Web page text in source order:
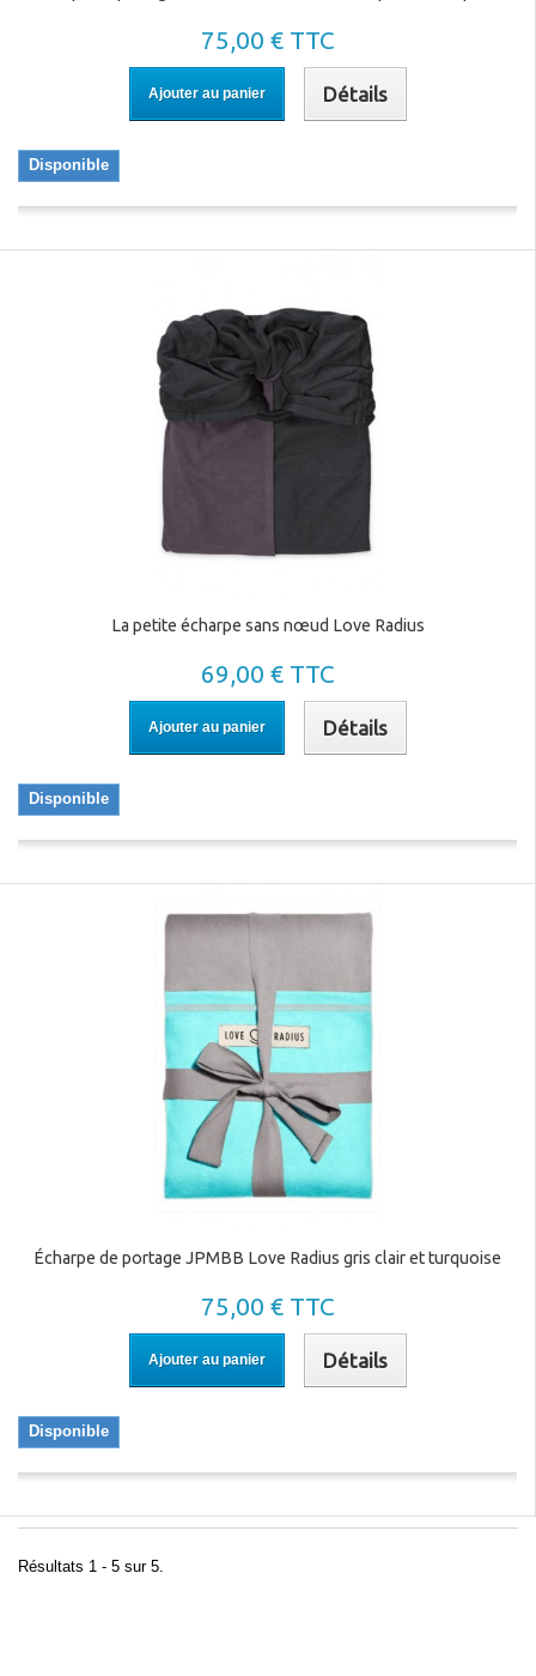
75,00 € TTC
Ajouter au panier Détails
Disponible
La petite écharpe sans nœud Love Radius
69,00 € TTC
Ajouter au panier Détails
Disponible
Écharpe de portage JPMBB Love Radius gris clair et turquoise
75,00 € TTC
Ajouter au panier Détails
Disponible
Résultats 1 - 5 sur 5.